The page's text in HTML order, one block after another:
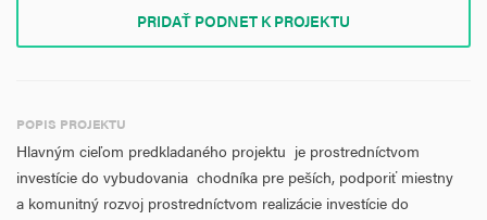
PRIDAŤ PODNET K PROJEKTU
POPIS PROJEKTU
Hlavným cieľom predkladaného projektu je prostredníctvom
investície do vybudovania chodníka pre peších, podporiť miestny
a komunitný rozvoj prostredníctvom realizácie investície do